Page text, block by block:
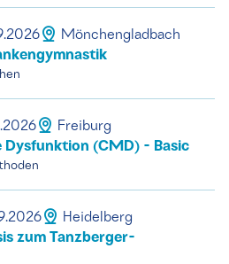
Mönchengladbach
Freiburg
(CMD) - Basic
Heidelberg
zum Tanzberger-